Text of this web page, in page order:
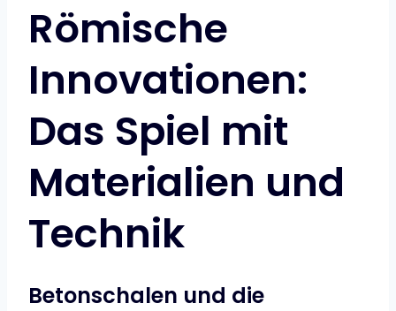
Römische
Innovationen:
Das Spiel mit
Materialien und
Technik
Betonschalen und die